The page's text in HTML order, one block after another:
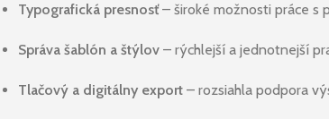
Typografická presnosť– široké možnosti práce s
Správa šablón a štýlov – rýchlejší a jednotnejší
Tlačový a digitálny export – rozsiahla podpora